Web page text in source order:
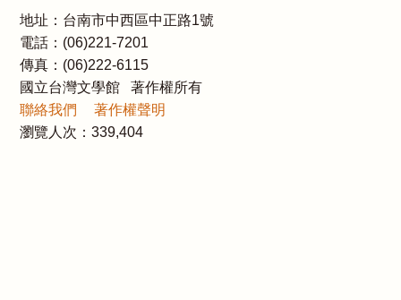
地址：台南市中西區中正路1號
電話：(06)221-7201
傳真：(06)222-6115
國立台灣文學館 著作權所有
聯絡我們
著作權聲明
瀏覽人次：339,404